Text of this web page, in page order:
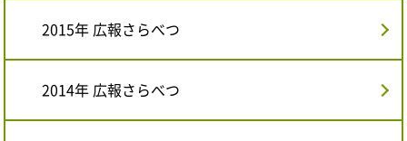
2015年 広報さらべつ
2014年 広報さらべつ